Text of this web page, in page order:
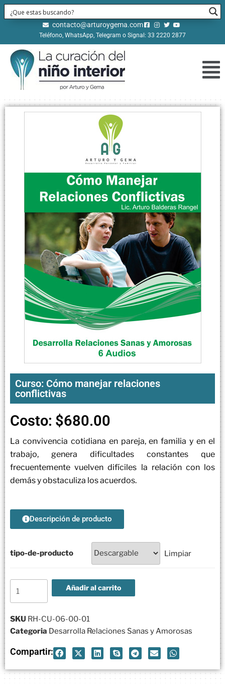
Teléfono, WhatsApp, Telegram o Signal: 33 2220 2877
contacto@arturoygema.com
Curso: Cómo manejar relaciones
conflictivas
Costo: $680.00
La convivencia cotidiana en pareja, en familia y en el
trabajo, genera dificultades constantes que
frecuentemente vuelven difíciles la relación con los
demás y obstaculiza los acuerdos.
Descripción de producto
tipo-de-producto Limpiar
Añadir al carrito
SKU RH-CU-06-00-01
Categoria Desarrolla Relaciones Sanas y Amorosas
Compartir: